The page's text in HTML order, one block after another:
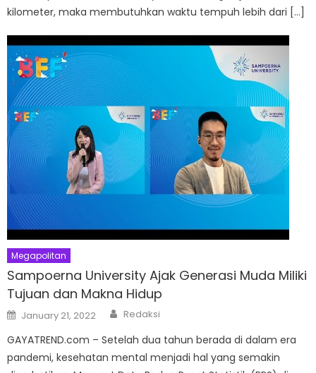
kilometer, maka membutuhkan waktu tempuh lebih dari […]
Megapolitan
Sampoerna University Ajak Generasi Muda Miliki
Tujuan dan Makna Hidup
Posted
on
January 21, 2022 Author
Redaksi
GAYATREND.com – Setelah dua tahun berada di dalam era
pandemi, kesehatan mental menjadi hal yang semakin